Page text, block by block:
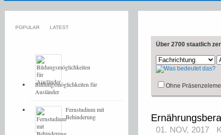
Über 2700 staatlich
Ohne
01. NOV, 2017
POPULAR LATEST
Bildungsmöglichkeiten für
Ausländer
Fernstudium mit
Behinderung